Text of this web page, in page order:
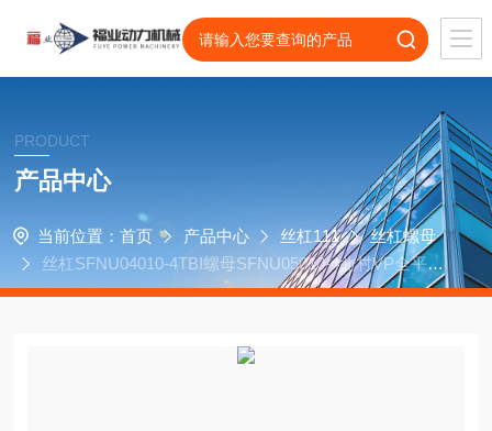
PRODUCT
产品中心
当前位置： 首页 产品中心 丝杠111
丝杠螺母
丝杠SFNU04010-4TBI螺母SFNU05010-4北村VP全平面
磨床配件